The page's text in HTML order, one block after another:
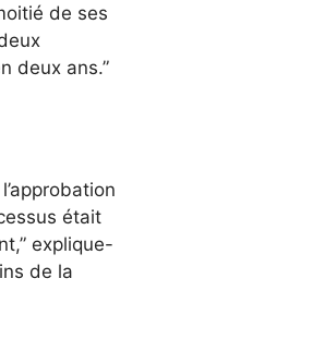
de ses
deux ans.”
était
explique-
de la